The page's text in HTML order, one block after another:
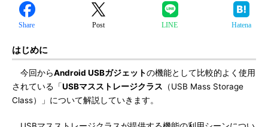
Share Post LINE Hatena
はじめに
今回からAndroid USBガジェットの機能として比較的よく使用
されている「USBマスストレージクラス （USB Mass Storage
Class）」について解説していきます。